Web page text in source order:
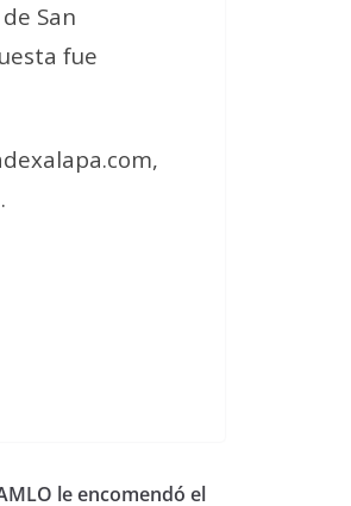
San
fue
le encomendó el